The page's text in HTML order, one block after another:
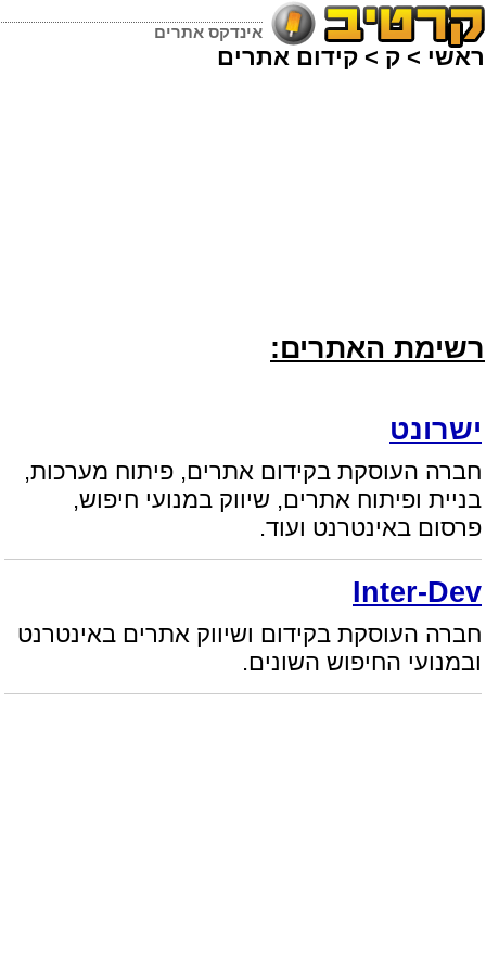
אינדקס אתרים
ראשי > ק > קידום אתרים
רשימת האתרים:
ישרונט
חברה העוסקת בקידום אתרים, פיתוח מערכות,
בניית ופיתוח אתרים, שיווק במנועי חיפוש,
פרסום באינטרנט ועוד.
Inter-Dev
חברה העוסקת בקידום ושיווק אתרים באינטרנט
ובמנועי החיפוש השונים.